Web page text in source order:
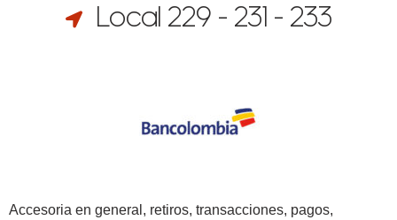
Local 229 - 231 - 233
Accesoria en general, retiros, transacciones, pagos,